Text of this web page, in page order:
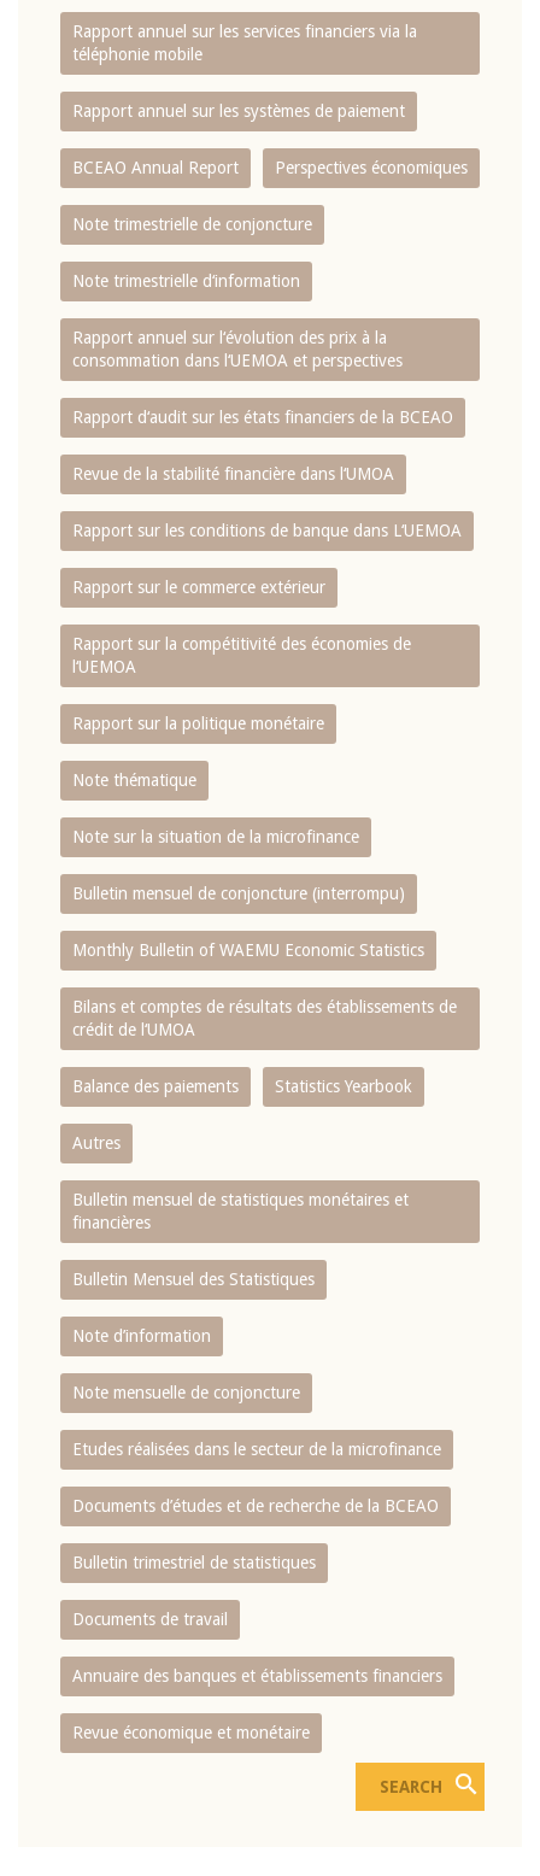
Rapport annuel sur les services financiers via la
téléphonie mobile
Rapport annuel sur les systèmes de paiement
BCEAO Annual Report Perspectives économiques
Note trimestrielle de conjoncture
Note trimestrielle d‘information
Rapport annuel sur l‘évolution des prix à la
consommation dans l‘UEMOA et perspectives
Rapport d‘audit sur les états financiers de la BCEAO
Revue de la stabilité financière dans l‘UMOA
Rapport sur les conditions de banque dans L‘UEMOA
Rapport sur le commerce extérieur
Rapport sur la compétitivité des économies de
l‘UEMOA
Rapport sur la politique monétaire
Note thématique
Note sur la situation de la microfinance
Bulletin mensuel de conjoncture (interrompu)
Monthly Bulletin of WAEMU Economic Statistics
Bilans et comptes de résultats des établissements de
crédit de l‘UMOA
Balance des paiements Statistics Yearbook
Autres
Bulletin mensuel de statistiques monétaires et
financières
Bulletin Mensuel des Statistiques
Note d’information
Note mensuelle de conjoncture
Etudes réalisées dans le secteur de la microfinance
Documents d’études et de recherche de la BCEAO
Bulletin trimestriel de statistiques
Documents de travail
Annuaire des banques et établissements financiers
Revue économique et monétaire